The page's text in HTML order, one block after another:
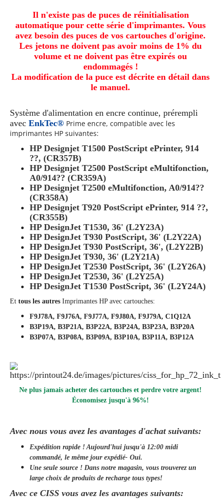
Il n'existe pas de puces de réinitialisation
automatique pour cette série d'imprimantes. Vous
avez besoin des puces de vos cartouches d'origine.
Les jetons ne doivent pas avoir moins de 1% du
volume et ne doivent pas être expirés ou
endommagés !
La modification de la puce est décrite en détail dans
le manuel.
Système d'alimentation en encre continue, prérempli
avec EnkTec® Prime encre, compatible avec les
imprimantes HP suivantes:
HP Designjet T1500 PostScript ePrinter, 914
??, (CR357B)
HP Designjet T2500 PostScript eMultifonction,
A0/914?? (CR359A)
HP Designjet T2500 eMultifonction, A0/914??
(CR358A)
HP Designjet T920 PostScript ePrinter, 914 ??,
(CR355B)
HP DesignJet T1530, 36' (L2Y23A)
HP DesignJet T930 PostScript, 36' (L2Y22A)
HP DesignJet T930 PostScript, 36', (L2Y22B)
HP DesignJet T930, 36' (L2Y21A)
HP DesignJet T2530 PostScript, 36' (L2Y26A)
HP DesignJet T2530, 36' (L2Y25A)
HP DesignJet T1530 PostScript, 36' (L2Y24A)
Et tous les autres Imprimantes HP avec cartouches:
F9J78A, F9J76A, F9J77A, F9J80A, F9J79A, C1Q12A
B3P19A, B3P21A, B3P22A, B3P24A, B3P23A, B3P20A
B3P07A, B3P08A, B3P09A, B3P10A, B3P11A, B3P12A
Ne plus jamais acheter des cartouches et perdre votre argent!
Économisez jusqu'à 96%!
Avec nous vous avez les avantages d'achat suivants:
Expédition rapide ! Aujourd'hui jusqu'à 12:00 midi
commandé, le même jourexpédié- Oui.
Une seule source ! Dans notre magasin, vous trouverez un
large choix de produits de recharge tous types!
Avec ce CISS vous avez les avantages suivants: